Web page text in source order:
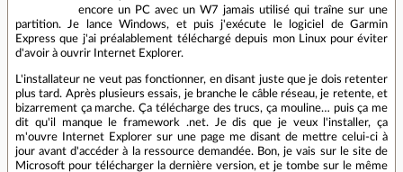
encore un PC avec un W7 jamais utilisé qui traîne sur une
partition. Je lance Windows, et puis j'exécute le logiciel de Garmin
Express que j'ai préalablement téléchargé depuis mon Linux pour éviter
d'avoir à ouvrir Internet Explorer.
L'installateur ne veut pas fonctionner, en disant juste que je dois retenter
plus tard. Après plusieurs essais, je branche le câble réseau, je retente, et
bizarrement ça marche. Ça télécharge des trucs, ça mouline… puis ça me
dit qu'il manque le framework .net. Je dis que je veux l'installer, ça
m'ouvre Internet Explorer sur une page me disant de mettre celui-ci à
jour avant d'accéder à la ressource demandée. Bon, je vais sur le site de
Microsoft pour télécharger la dernière version, et je tombe sur le même